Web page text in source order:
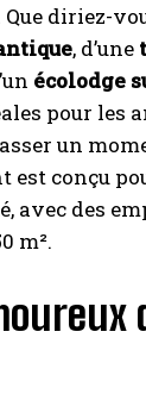
diriez-
, d’une
écolodge
pour les
un
est conçu
avec des
m².